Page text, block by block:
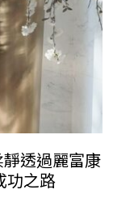
透過麗富康
功之路